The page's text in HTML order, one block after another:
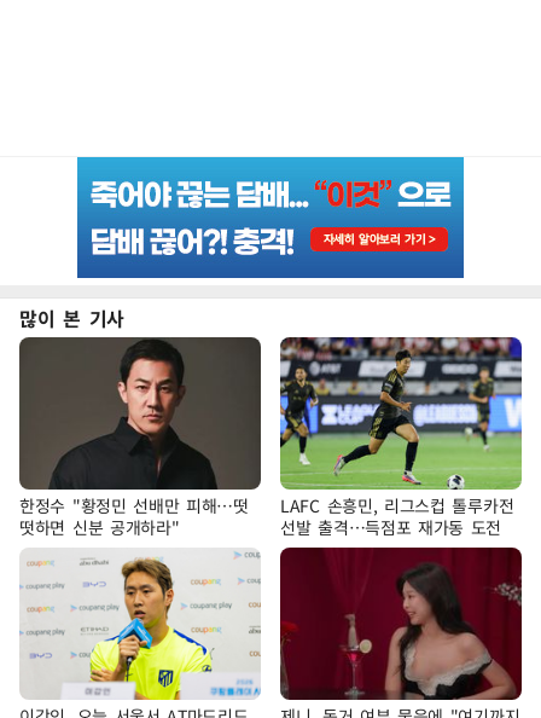
많이 본 기사
한정수 "황정민 선배만 피해…떳
떳하면 신분 공개하라"
LAFC 손흥민, 리그스컵 톨루카전
선발 출격…득점포 재가동 도전